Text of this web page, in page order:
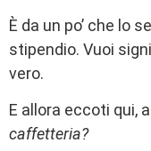
È da un po’ che lo
stipendio. Vuoi
vero.
E allora eccoti qui,
caffetteria?